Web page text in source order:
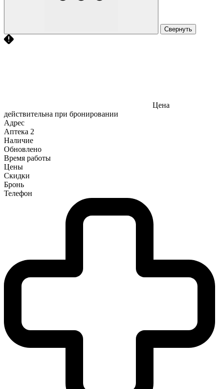
Свернуть
Цена
действительна при бронировании
Адрес
Аптека 2
Наличие
Обновлено
Время работы
Цены
Скидки
Бронь
Телефон